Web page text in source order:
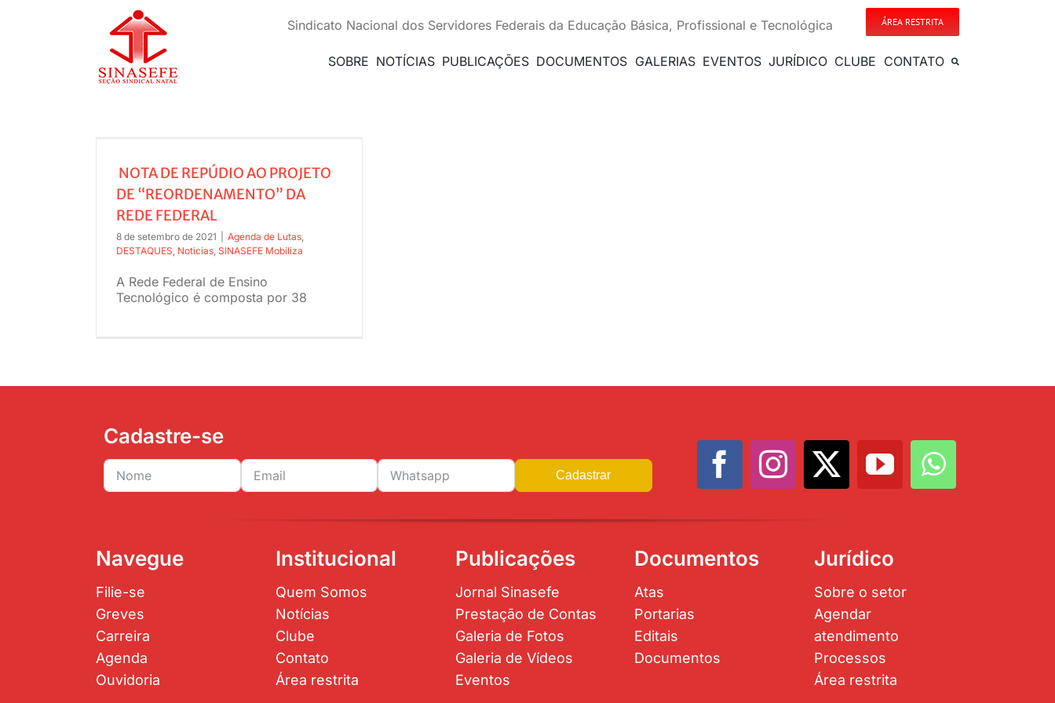
Sindicato Nacional dos Servidores Federais da Educação Básica, Profissional e Tecnológica ÁREA RESTRITA
SOBRE NOTÍCIAS PUBLICAÇÕES DOCUMENTOS GALERIAS EVENTOS JURÍDICO CLUBE CONTATO
NOTA DE REPÚDIO AO PROJETO
DE “REORDENAMENTO” DA
REDE FEDERAL
8 de setembro de 2021 Agenda de Lutas,
DESTAQUES, Noticias, SINASEFE Mobiliza
A Rede Federal de Ensino
Tecnológico é composta por 38
Cadastre-se
Cadastrar
Navegue
Filie-se
Greves
Carreira
Agenda
Ouvidoria
Institucional
Quem Somos
Notícias
Clube
Contato
Área restrita
Publicações
Jornal Sinasefe
Prestação de Contas
Galeria de Fotos
Galeria de Vídeos
Eventos
Documentos
Atas
Portarias
Editais
Documentos
Jurídico
Sobre o setor
Agendar
atendimento
Processos
Área restrita